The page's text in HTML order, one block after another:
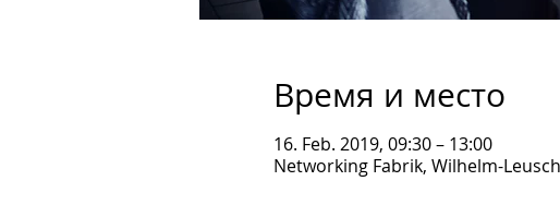
Время и место
16. Feb. 2019, 09:30 – 13:00
Networking Fabrik, Wilhelm-